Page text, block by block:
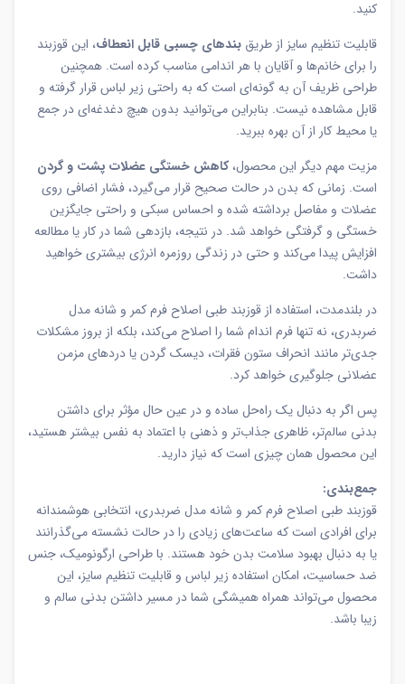
کنید.
قابلیت تنظیم سایز از طریق بندهای چسبی قابل انعطاف، این قوزبند
را برای خانم‌ها و آقایان با هر اندامی مناسب کرده است. همچنین
طراحی ظریف آن به گونه‌ای است که به راحتی زیر لباس قرار گرفته و
قابل مشاهده نیست. بنابراین می‌توانید بدون هیچ دغدغه‌ای در جمع
یا محیط کار از آن بهره ببرید.
مزیت مهم دیگر این محصول،کاهش خستگی عضلات پشت و گردن
است. زمانی که بدن در حالت صحیح قرار می‌گیرد، فشار اضافی روی
عضلات و مفاصل برداشته شده و احساس سبکی و راحتی جایگزین
خستگی و گرفتگی خواهد شد. در نتیجه، بازدهی شما در کار یا مطالعه
افزایش پیدا می‌کند و حتی در زندگی روزمره انرژی بیشتری خواهید
داشت.
در بلندمدت، استفاده از قوزبند طبی اصلاح فرم کمر و شانه مدل
ضربدری، نه تنها فرم اندام شما را اصلاح می‌کند، بلکه از بروز مشکلات
جدی‌تر مانند انحراف ستون فقرات، دیسک گردن یا دردهای مزمن
عضلانی جلوگیری خواهد کرد.
پس اگر به دنبال یک راه‌حل ساده و در عین حال مؤثر برای داشتن
بدنی سالم‌تر، ظاهری جذاب‌تر و ذهنی با اعتماد به نفس بیشتر هستید،
این محصول همان چیزی است که نیاز دارید.
جمع‌بندی:
قوزبند طبی اصلاح فرم کمر و شانه مدل ضربدری، انتخابی هوشمندانه
برای افرادی است که ساعت‌های زیادی را در حالت نشسته می‌گذرانند
یا به دنبال بهبود سلامت بدن خود هستند. با طراحی ارگونومیک، جنس
ضد حساسیت، امکان استفاده زیر لباس و قابلیت تنظیم سایز، این
محصول می‌تواند همراه همیشگی شما در مسیر داشتن بدنی سالم و
زیبا باشد.